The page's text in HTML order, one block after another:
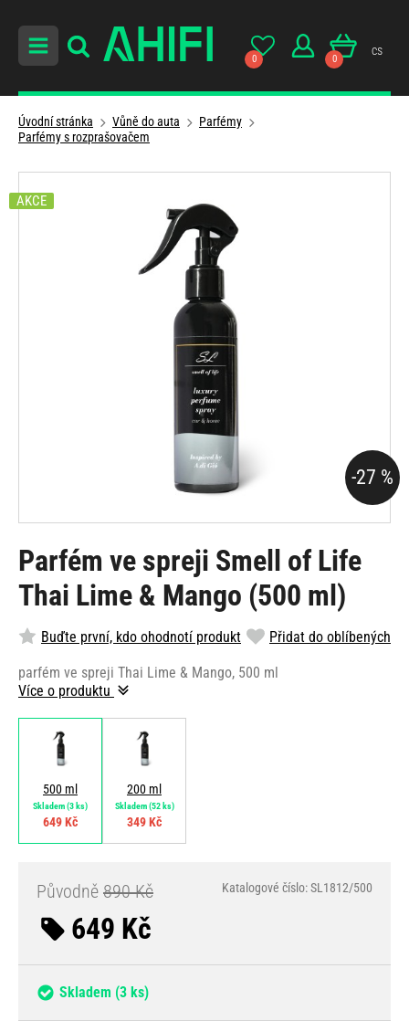
0 0
cs
Úvodní stránka Vůně do auta
Parfémy
Parfémy s rozprašovačem
Parfém ve spreji Smell of Life
Thai Lime & Mango (500 ml)
Buďte první, kdo ohodnotí produkt Přidat do oblíbených
parfém ve spreji Thai Lime & Mango, 500 ml
Více o produktu
500 ml
Skladem(3 ks)
649 Kč
200 ml
Skladem(52 ks)
349 Kč
Původně 890 Kč
649 Kč
Katalogové číslo: SL1812/500
Skladem (3 ks)
-27 %
AKCE